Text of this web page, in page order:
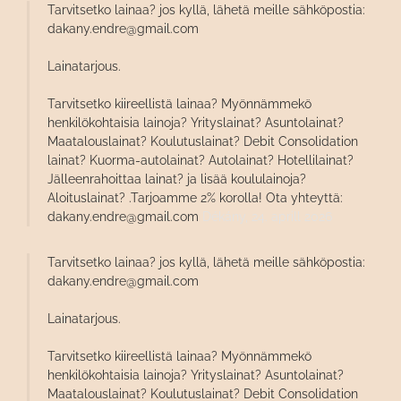
Tarvitsetko lainaa? jos kyllä, lähetä meille sähköpostia:
dakany.endre@gmail.com
Lainatarjous.
Tarvitsetko kiireellistä lainaa? Myönnämmekö
henkilökohtaisia ​​lainoja? Yrityslainat? Asuntolainat?
Maatalouslainat? Koulutuslainat? Debit Consolidation
lainat? Kuorma-autolainat? Autolainat? Hotellilainat?
Jälleenrahoittaa lainat? ja lisää koululainoja?
Aloituslainat? .Tarjoamme 2% korolla! Ota yhteyttä:
dakany.endre@gmail.com
Tarvitsetko lainaa? jos kyllä, lähetä meille sähköpostia:
dakany.endre@gmail.com
Lainatarjous.
Tarvitsetko kiireellistä lainaa? Myönnämmekö
henkilökohtaisia ​​lainoja? Yrityslainat? Asuntolainat?
Maatalouslainat? Koulutuslainat? Debit Consolidation